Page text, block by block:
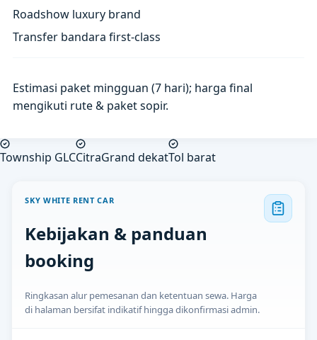
Roadshow luxury brand
Transfer bandara first-class
Estimasi paket mingguan (7 hari); harga final
mengikuti rute & paket sopir.
Township GLCCitraGrand dekatTol barat
SKY WHITE RENT CAR
Kebijakan & panduan
booking
Ringkasan alur pemesanan dan ketentuan sewa. Harga
di halaman bersifat indikatif hingga dikonfirmasi admin.